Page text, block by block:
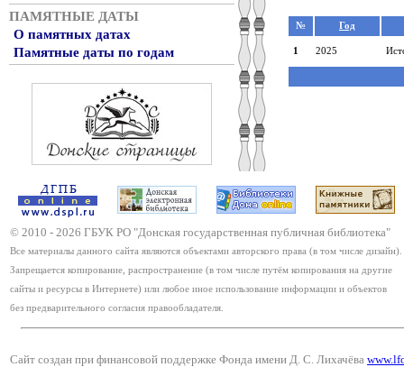
ПАМЯТНЫЕ ДАТЫ
О памятных датах
Памятные даты по годам
№ Год
1 2025
© 2010 - 2026 ГБУК РО "Донская государственная публичная библиотека"
Все материалы данного сайта являются объектами авторского права (в том числе дизайн).
Запрещается копирование, распространение (в том числе путём копирования на другие
сайты и ресурсы в Интернете) или любое иное использование информации и объектов
без предварительного согласия правообладателя.
Сайт создан при финансовой поддержке Фонда имени Д. С. Лихачёва